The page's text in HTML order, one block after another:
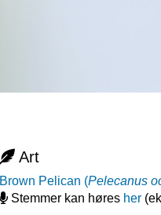
Art
Brown Pelican (Pelecanus
Stemmer kan høres her